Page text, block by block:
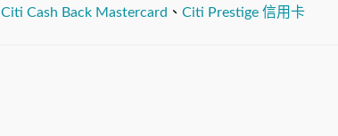
Citi Cash Back Mastercard 、 Citi Prestige 信用卡